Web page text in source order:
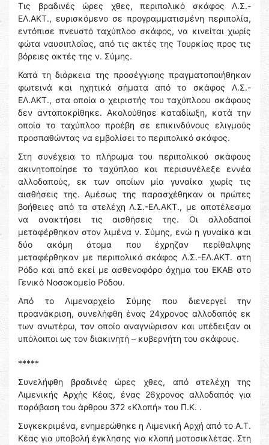
Τις βραδινές ώρες χθες, περιπολικό σκάφος Λ.Σ.-
ΕΛ.ΑΚΤ., ευρισκόμενο σε προγραμματισμένη περιπολία,
εντόπισε πνευστό ταχύπλοο σκάφος, να κινείται χωρίς
φώτα ναυσιπλοΐας, από τις ακτές της Τουρκίας προς τις
βόρειες ακτές της ν. Σύμης.
Κατά τη διάρκεια της προσέγγισης πραγματοποιήθηκαν
φωτεινά και ηχητικά σήματα από το σκάφος Λ.Σ.-
ΕΛ.ΑΚΤ., στα οποία ο χειριστής του ταχύπλοου σκάφους
δεν ανταποκρίθηκε. Ακολούθησε καταδίωξη, κατά την
οποία το ταχύπλοο προέβη σε επικινδύνους ελιγμούς
προσπαθώντας να εμβολίσει το περιπολικό σκάφος.
Στη συνέχεια το πλήρωμα του περιπολικού σκάφους
ακινητοποίησε το ταχύπλοο και περισυνέλεξε εννέα
αλλοδαπούς, εκ των οποίων μία γυναίκα χωρίς τις
αισθήσεις της. Αμέσως της παρασχέθηκαν οι πρώτες
βοήθειες από τα στελέχη Λ.Σ.-ΕΛ.ΑΚΤ., με αποτέλεσμα
να ανακτήσει τις αισθήσεις της. Οι αλλοδαποί
μεταφέρθηκαν στον λιμένα ν. Σύμης, ενώ η γυναίκα και
δύο ακόμη άτομα που έχρηζαν περίθαλψης
μεταφέρθηκαν με περιπολικό σκάφος Λ.Σ.-ΕΛ.ΑΚΤ. στη
Ρόδο και από εκεί με ασθενοφόρο όχημα του ΕΚΑΒ στο
Γενικό Νοσοκομείο Ρόδου.
Από το Λιμεναρχείο Σύμης που διενεργεί την
προανάκριση, συνελήφθη ένας 24χρονος αλλοδαπός εκ
των ανωτέρω, τον οποίο αναγνώρισαν και υπέδειξαν οι
υπόλοιποι ως τον διακινητή – κυβερνήτη του σκάφους.
*****
Συνελήφθη βραδινές ώρες χθες, από στελέχη της
Λιμενικής Αρχής Κέας, ένας 26χρονος αλλοδαπός για
παράβαση του άρθρου 372 «Κλοπή» του Π.Κ. .
Συγκεκριμένα, ενημερώθηκε η Λιμενική Αρχή από το Α.Τ.
Κέας για υποβολή έγκλησης για κλοπή μοτοσικλέτας. Στη